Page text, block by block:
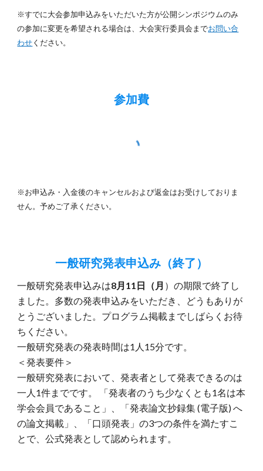
※すでに大会参加申込みをいただいた方が公開シンポジウムのみ
の参加に変更を希望される場合は、大会実行委員会までお問い合
わせください。
参加費
※お申込み・入金後のキャンセルおよび返金はお受けしておりま
せん。予めご了承ください。
一般研究発表申込み（終了）
一般研究発表申込みは8月11日（月 ）の期限で終了し
ました。多数の発表申込みをいただき、どうもありが
とうございました。プロ グラム掲載までしばらくお待
ちください。
一般研究発表の発表時間は1人15分です。
＜発表要件＞
一般研究発表において、発表者として発表できるのは
一人1件までです。 「発表者のうち少なくとも1名は本
学会会員であること」、「発表論文抄録集 (電子版) へ
の論文掲載」、「口頭発表」の3つの条件を満たすこ
とで、公式発表として認められます。